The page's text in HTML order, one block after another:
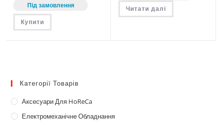
Під замовлення
Купити
Читати далі
Категорії Товарів
Аксесуари Для HoReCa
Електромеханічне Обладнання